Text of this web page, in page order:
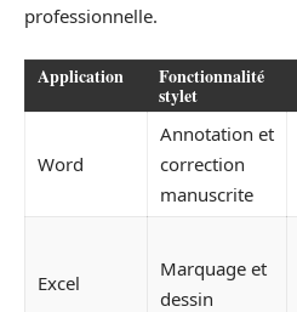
professionnelle.
Application Fonctionnalité
stylet
Word
Annotation et
correction
manuscrite
Excel
Marquage et
dessin